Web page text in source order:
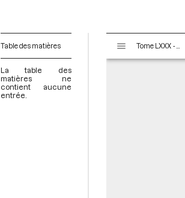
Table des matières
La table des
matières ne
contient aucune
entrée.
s